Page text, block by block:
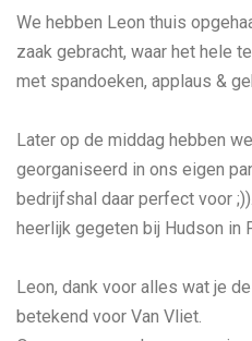
We hebben Leon thuis
zaak gebracht, waar het hele
met spandoeken, applaus &
Later op de middag hebben
georganiseerd in ons eigen
bedrijfshal daar perfect voor
heerlijk gegeten bij Hudson in
Leon, dank voor alles wat je
betekend voor Van Vliet.